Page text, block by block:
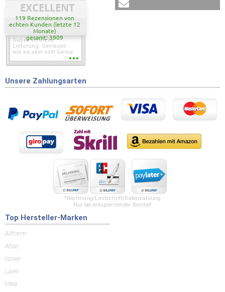
EXCELLENT
119 Rezensionen von
echten Kunden (letzte 12
Monate)
gesamt: 3909
Super schnelle
Lieferung. Genauso
wie es sein soll! Gerne
wieder wenn ich was
Unsere Zahlungsarten
*Rechnung/Lastschrift/Ratenzahlung
Nur bei entsprechender Bonität!
Top Hersteller-Marken
Allform
Atlas
Isover
Laier
Mea